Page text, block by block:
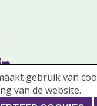
gebruik van
van de website.